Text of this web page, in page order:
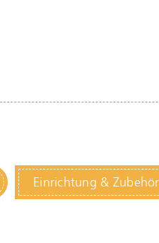
Einrichtung & Zubehör